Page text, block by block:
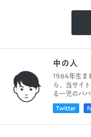
中の人
1984年生ま
ら、当サイ
る一児のパ
Twitter